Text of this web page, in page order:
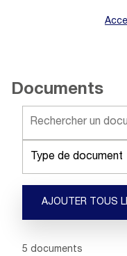
Documents
Type de document
AJOUTER TOUS
Showing 1 -5
5 documents